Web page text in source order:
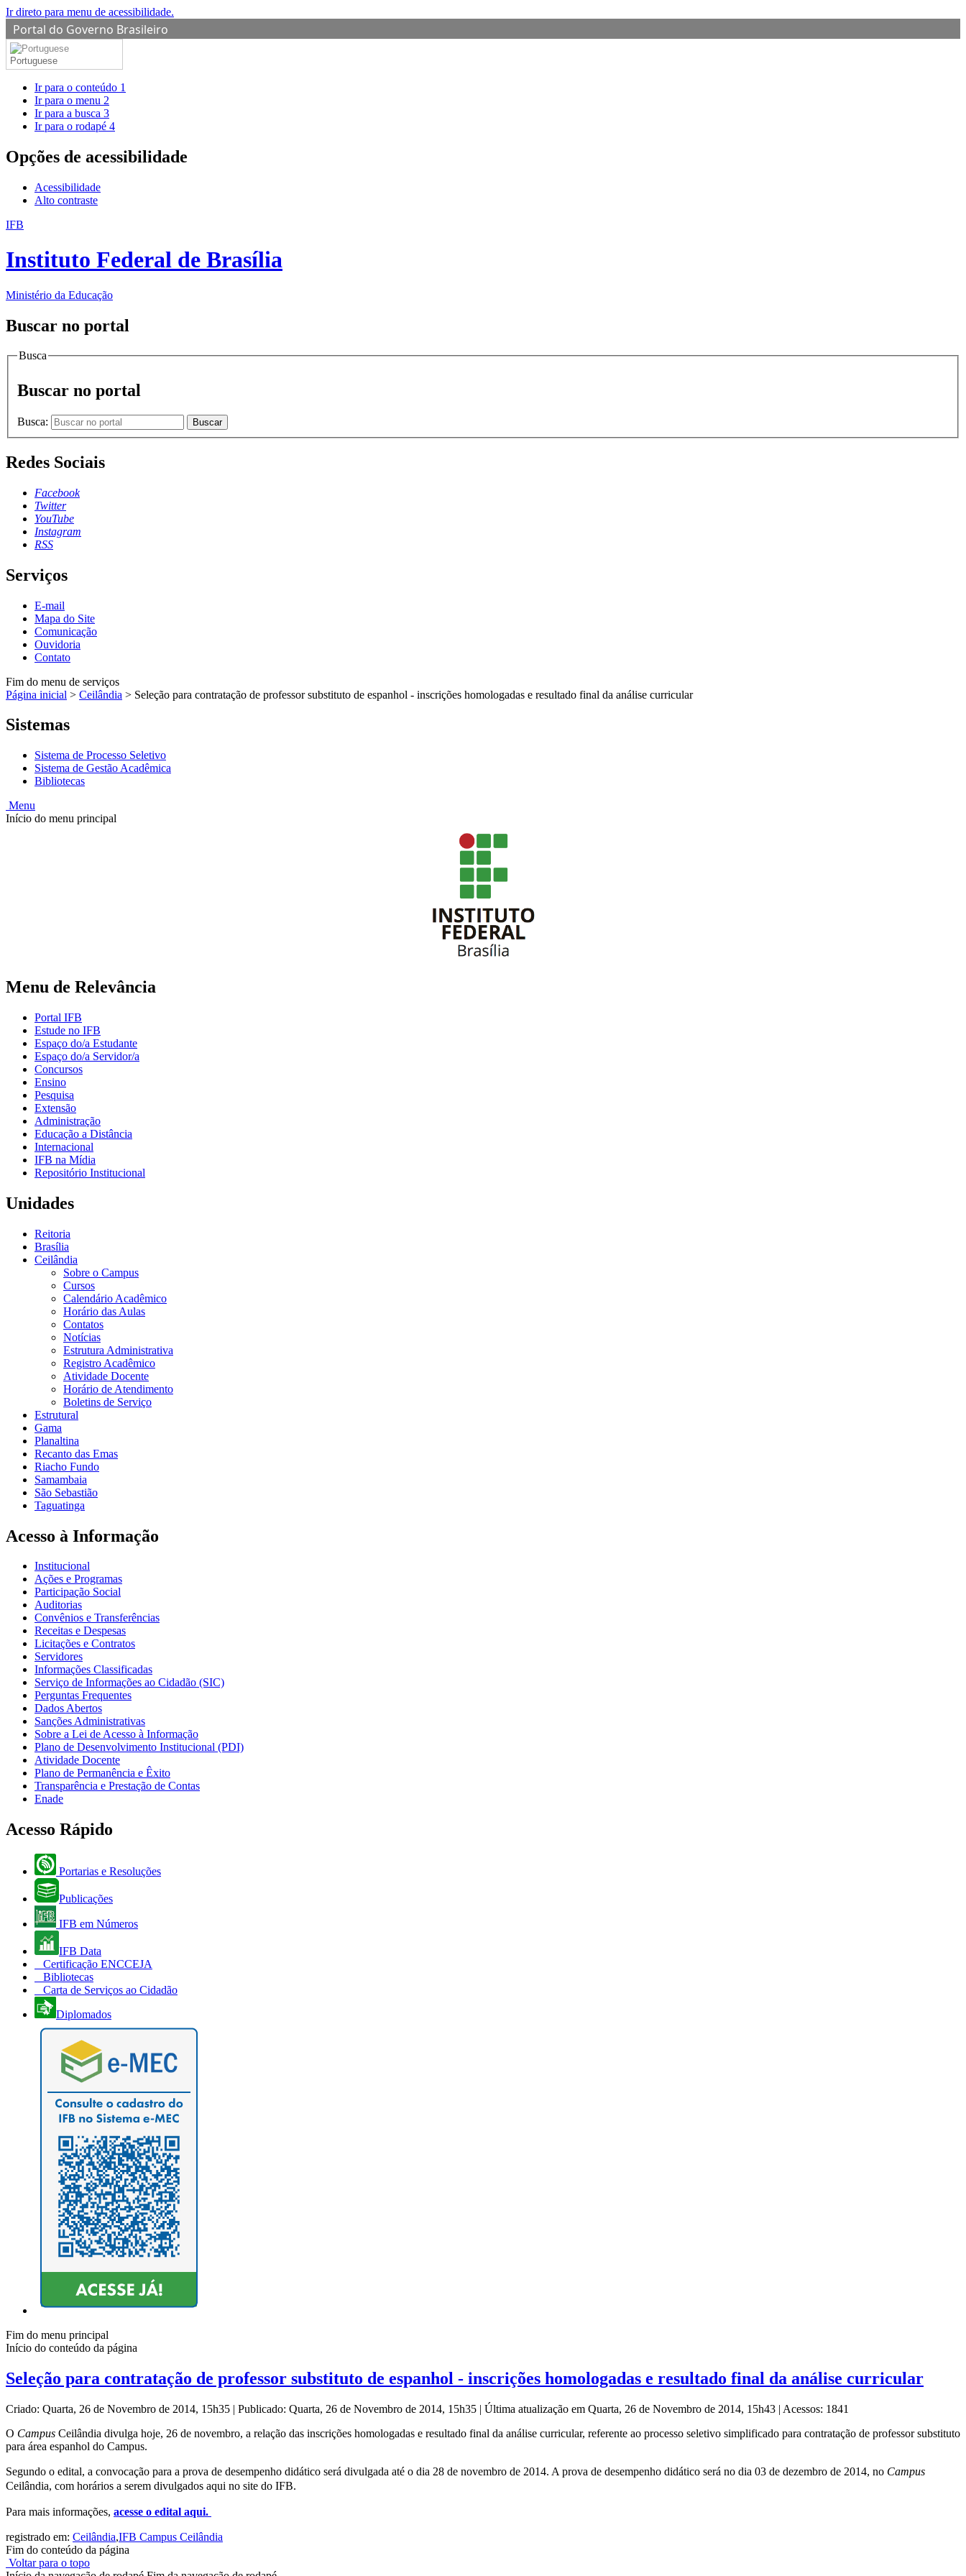
Ir direto para menu de acessibilidade.
Portal do Governo Brasileiro
Portuguese
Ir para o conteúdo 1
Ir para o menu 2
Ir para a busca 3
Ir para o rodapé 4
Opções de acessibilidade
Acessibilidade
Alto contraste
IFB
Instituto Federal de Brasília
Ministério da Educação
Buscar no portal
Busca
Buscar no portal
Busca: Buscar
Redes Sociais
Facebook
Twitter
YouTube
Instagram
RSS
Serviços
E-mail
Mapa do Site
Comunicação
Ouvidoria
Contato
Fim do menu de serviços
Página inicial > Ceilândia > Seleção para contratação de professor substituto de espanhol - inscrições homologadas e resultado final da análise curricular
Sistemas
Sistema de Processo Seletivo
Sistema de Gestão Acadêmica
Bibliotecas
Menu
Início do menu principal
Menu de Relevância
Portal IFB
Estude no IFB
Espaço do/a Estudante
Espaço do/a Servidor/a
Concursos
Ensino
Pesquisa
Extensão
Administração
Educação a Distância
Internacional
IFB na Mídia
Repositório Institucional
Unidades
Reitoria
Brasília
Ceilândia
Sobre o Campus
Cursos
Calendário Acadêmico
Horário das Aulas
Contatos
Notícias
Estrutura Administrativa
Registro Acadêmico
Atividade Docente
Horário de Atendimento
Boletins de Serviço
Estrutural
Gama
Planaltina
Recanto das Emas
Riacho Fundo
Samambaia
São Sebastião
Taguatinga
Acesso à Informação
Institucional
Ações e Programas
Participação Social
Auditorias
Convênios e Transferências
Receitas e Despesas
Licitações e Contratos
Servidores
Informações Classificadas
Serviço de Informações ao Cidadão (SIC)
Perguntas Frequentes
Dados Abertos
Sanções Administrativas
Sobre a Lei de Acesso à Informação
Plano de Desenvolvimento Institucional (PDI)
Atividade Docente
Plano de Permanência e Êxito
Transparência e Prestação de Contas
Enade
Acesso Rápido
Portarias e Resoluções
Publicações
IFB em Números
IFB Data
Certificação ENCCEJA
Bibliotecas
Carta de Serviços ao Cidadão
Diplomados
Fim do menu principal
Início do conteúdo da página
Seleção para contratação de professor substituto de espanhol - inscrições homologadas e resultado final da análise curricular
Criado: Quarta, 26 de Novembro de 2014, 15h35 | Publicado: Quarta, 26 de Novembro de 2014, 15h35 | Última atualização em Quarta, 26 de Novembro de 2014, 15h43 | Acessos: 1841
O Campus Ceilândia divulga hoje, 26 de novembro, a relação das inscrições homologadas e resultado final da análise curricular, referente ao processo seletivo simplificado para contratação de professor substituto
para área espanhol do Campus.
Segundo o edital, a convocação para a prova de desempenho didático será divulgada até o dia 28 de novembro de 2014. A prova de desempenho didático será no dia 03 de dezembro de 2014, no Campus
Ceilândia, com horários a serem divulgados aqui no site do IFB.
Para mais informações, acesse o edital aqui.
registrado em: Ceilândia,IFB Campus Ceilândia
Fim do conteúdo da página
Voltar para o topo